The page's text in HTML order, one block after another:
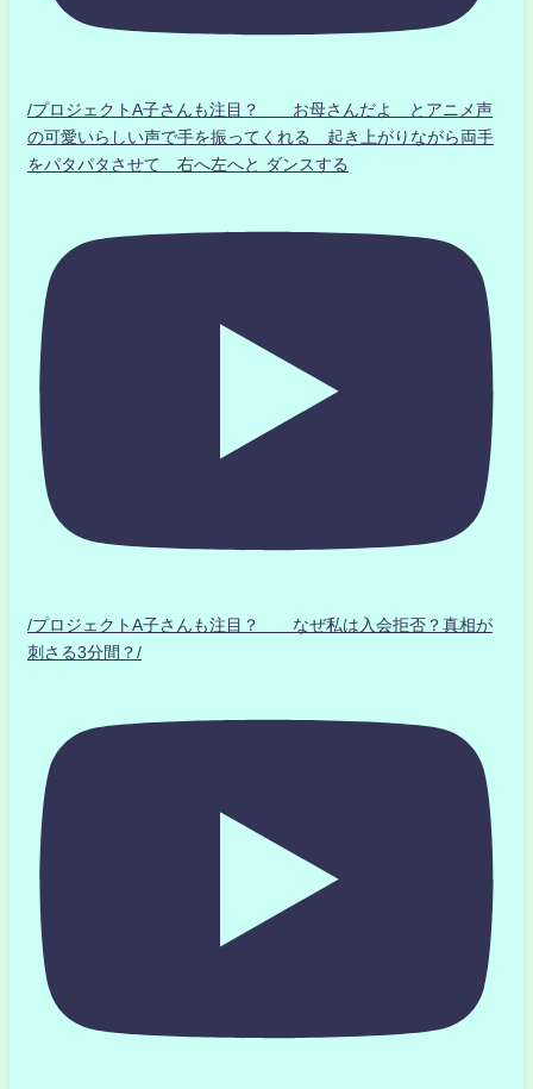
/プロジェクトA子さんも注目？ お母さんだよ とアニメ声
の可愛いらしい声で手を振ってくれる 起き上がりながら両手
をパタパタさせて 右へ左へと ダンスする
/プロジェクトA子さんも注目？ なぜ私は入会拒否？真相が
刺さる3分間？/